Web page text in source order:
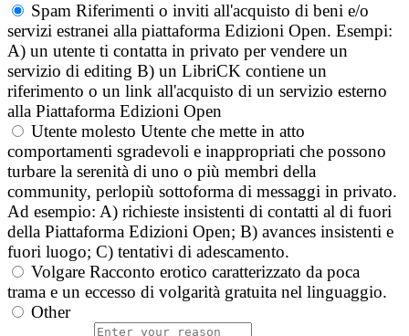
Spam Riferimenti o inviti all'acquisto di beni e/o
servizi estranei alla piattaforma Edizioni Open. Esempi:
A) un utente ti contatta in privato per vendere un
servizio di editing B) un LibriCK contiene un
riferimento o un link all'acquisto di un servizio esterno
alla Piattaforma Edizioni Open
Utente molesto Utente che mette in atto
comportamenti sgradevoli e inappropriati che possono
turbare la serenità di uno o più membri della
community, perlopiù sottoforma di messaggi in privato.
Ad esempio: A) richieste insistenti di contatti al di fuori
della Piattaforma Edizioni Open; B) avances insistenti e
fuori luogo; C) tentativi di adescamento.
Volgare Racconto erotico caratterizzato da poca
trama e un eccesso di volgarità gratuita nel linguaggio.
Other